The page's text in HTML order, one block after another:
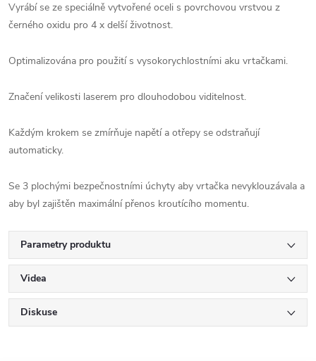
Vyrábí se ze speciálně vytvořené oceli s povrchovou vrstvou z
černého oxidu pro 4 x delší životnost.
Optimalizována pro použití s vysokorychlostními aku vrtačkami.
Značení velikosti laserem pro dlouhodobou viditelnost.
Každým krokem se zmírňuje napětí a otřepy se odstraňují
automaticky.
Se 3 plochými bezpečnostními úchyty aby vrtačka nevyklouzávala a
aby byl zajištěn maximální přenos kroutícího momentu.
Parametry produktu
Videa
Diskuse